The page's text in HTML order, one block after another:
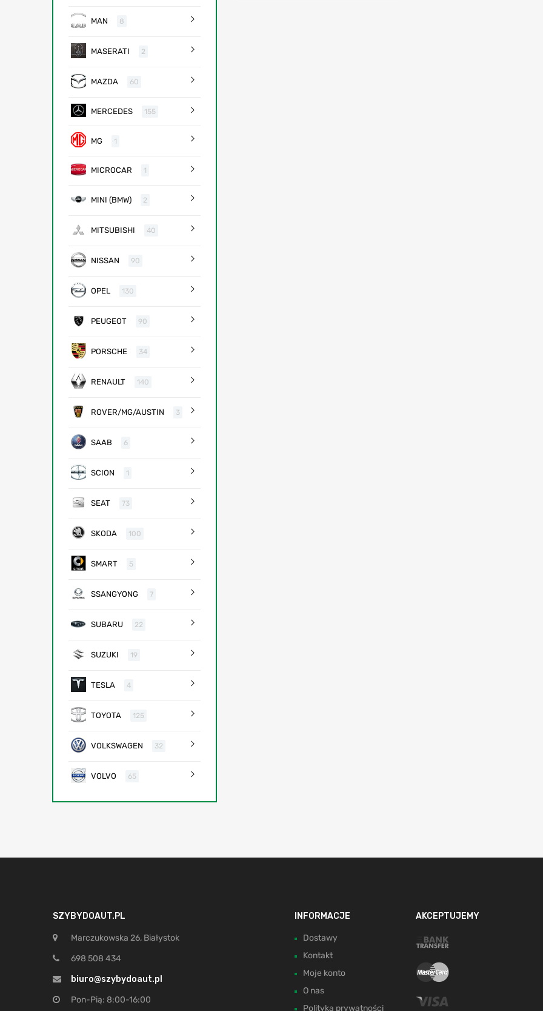
MAN 8
MASERATI 2
MAZDA 60
MERCEDES 155
MG 1
MICROCAR 1
MINI (BMW) 2
MITSUBISHI 40
NISSAN 90
OPEL 130
PEUGEOT 90
PORSCHE 34
RENAULT 140
ROVER/MG/AUSTIN 3
SAAB 6
SCION 1
SEAT 73
SKODA 100
SMART 5
SSANGYONG 7
SUBARU 22
SUZUKI 19
TESLA 4
TOYOTA 125
VOLKSWAGEN 32
VOLVO 65
SZYBYDOAUT.PL
Marczukowska 26, Białystok
698 508 434
biuro@szybydoaut.pl
Pon-Pią: 8:00-16:00
INFORMACJE
Dostawy
Kontakt
Moje konto
O nas
Polityka prywatności
AKCEPTUJEMY